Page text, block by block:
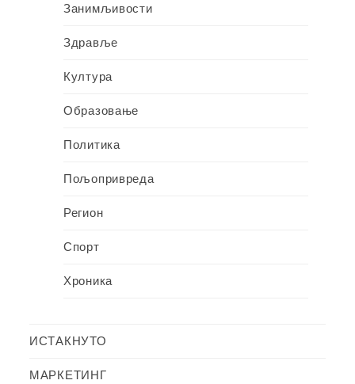
Занимљивости
Здравље
Култура
Образовање
Политика
Пољопривреда
Регион
Спорт
Хроника
ИСТАКНУТО
МАРКЕТИНГ